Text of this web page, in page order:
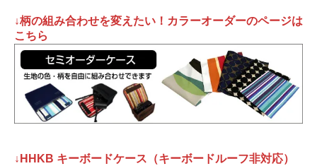
↓柄の組み合わせを変えたい！カラーオーダーのページは
こちら
↓HHKB キーボードケース（キーボードルーフ非対応）